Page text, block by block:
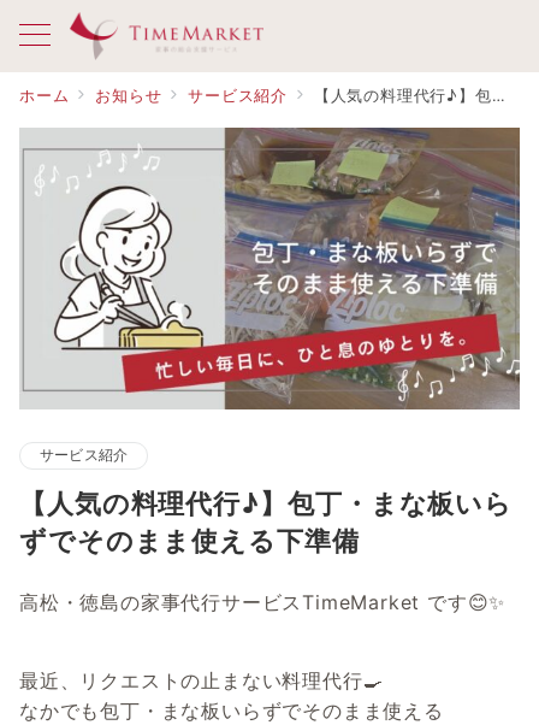
ホーム お知らせ サービス紹介 【人気の料理代行♪】包丁・まな板いらずでそのまま使える下準備
サービス紹介
【人気の料理代行♪】包丁・まな板いら
ずでそのまま使える下準備
高松・徳島の家事代行サービスTimeMarket です😊✨
最近、リクエストの止まない料理代行🍳
なかでも包丁・まな板いらずでそのまま使える